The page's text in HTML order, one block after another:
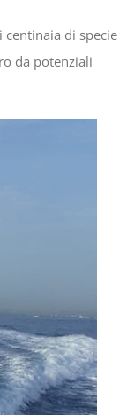
centinaia di specie
da potenziali